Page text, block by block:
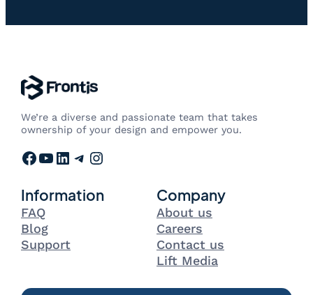
We’re a diverse and passionate team that takes
ownership of your design and empower you.
Facebook YouTube LinkedIn Telegram Instagram
Information
FAQ
Blog
Support
Company
About us
Careers
Contact us
Lift Media